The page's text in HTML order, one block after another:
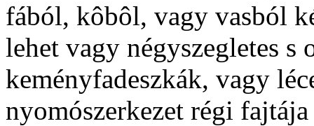
fából, kôbôl, vagy vasból
lehet vagy négyszegletes s
keményfadeszkák, vagy
nyomószerkezet régi